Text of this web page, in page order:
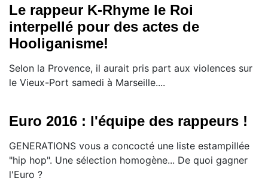
Le rappeur K-Rhyme le Roi
interpellé pour des actes de
Hooliganisme!
Selon la Provence, il aurait pris part aux violences sur
le Vieux-Port samedi à Marseille....
Euro 2016 : l'équipe des rappeurs !
GENERATIONS vous a concocté une liste estampillée
"hip hop". Une sélection homogène... De quoi gagner
l'Euro ?